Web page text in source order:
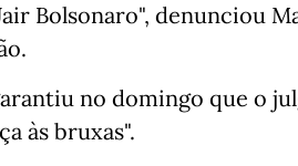
Bolsonaro", denunciou
no domingo que o
às bruxas".